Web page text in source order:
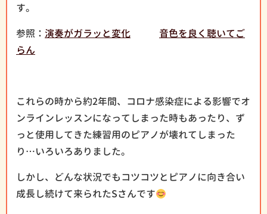
す。
参照： 演奏がガラッと変化
音色を良く聴いてご
らん
これらの時から約2年間、コロナ感染症による影響でオ
ンラインレッスンになってしまった時もあったり、ず
っと使用してきた練習用のピアノが壊れてしまった
り…いろいろありました。
しかし、どんな状況でもコツコツとピアノに向き合い
成長し続けて来られたSさんです